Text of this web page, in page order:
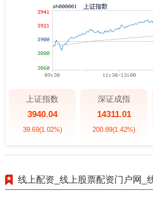
上证指数
3940.04
39.69(1.02%)
深证成指
14311.01
200.89(1.42%)
线上配资_线上股票配资门户网_